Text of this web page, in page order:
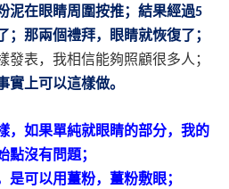
泥在眼睛周圍按推；結果經過5
那兩個禮拜，眼睛就恢復了；
表，我相信能夠照顧很多人；
上可以這樣做。
，如果單純就眼睛的部分，我的
沒有問題；
可以用薑粉，薑粉敷眼；